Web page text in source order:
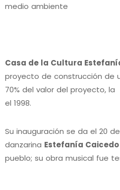
medio ambiente
Casa de la Cultura
proyecto de construcción de
70% del valor del proyecto,
el 1998.
Su inauguración se da el 20
danzarina Estefanía Caicedo
pueblo; su obra musical fue